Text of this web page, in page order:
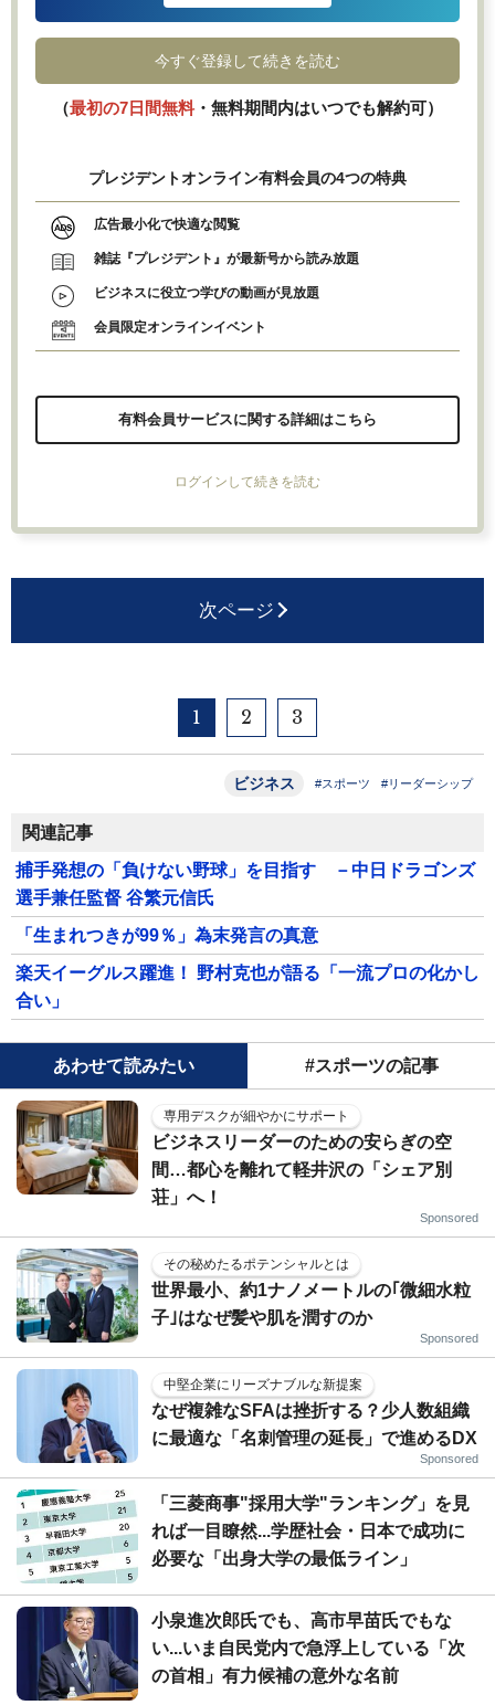
今すぐ登録して続きを読む
（最初の7日間無料・無料期間内はいつでも解約可）
プレジデントオンライン有料会員の4つの特典
広告最小化で快適な閲覧
雑誌『プレジデント』が最新号から読み放題
ビジネスに役立つ学びの動画が見放題
会員限定オンラインイベント
有料会員サービスに関する詳細はこちら
ログインして続きを読む
次ページ
1 2 3
ビジネス #スポーツ #リーダーシップ
関連記事
捕手発想の「負けない野球」を目指す －中日ドラゴンズ
選手兼任監督 谷繁元信氏
「生まれつきが99％」為末発言の真意
楽天イーグルス躍進！ 野村克也が語る「一流プロの化かし
合い」
あわせて読みたい #スポーツの記事
専用デスクが細やかにサポート
ビジネスリーダーのための安らぎの空
間…都心を離れて軽井沢の「シェア別
荘」へ！
Sponsored
その秘めたるポテンシャルとは
世界最小、約1ナノメートルの｢微細水粒
子｣はなぜ髪や肌を潤すのか
Sponsored
中堅企業にリーズナブルな新提案
なぜ複雑なSFAは挫折する？少人数組織
に最適な「名刺管理の延長」で進めるDX
Sponsored
「三菱商事"採用大学"ランキング」を見
れば一目瞭然...学歴社会・日本で成功に
必要な「出身大学の最低ライン」
小泉進次郎氏でも、高市早苗氏でもな
い...いま自民党内で急浮上している「次
の首相」有力候補の意外な名前